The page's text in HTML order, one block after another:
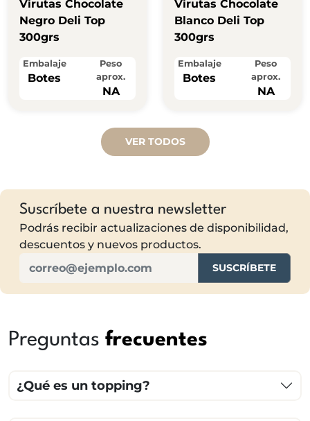
Virutas Chocolate
Negro Deli Top
300grs
Embalaje
Botes
Peso
aprox.
NA
Virutas Chocolate
Blanco Deli Top
300grs
Embalaje
Botes
Peso
aprox.
NA
VER TODOS
Suscríbete a nuestra newsletter
Podrás recibir actualizaciones de disponibilidad,
descuentos y nuevos productos.
SUSCRÍBETE
Preguntas frecuentes
¿Qué es un topping?